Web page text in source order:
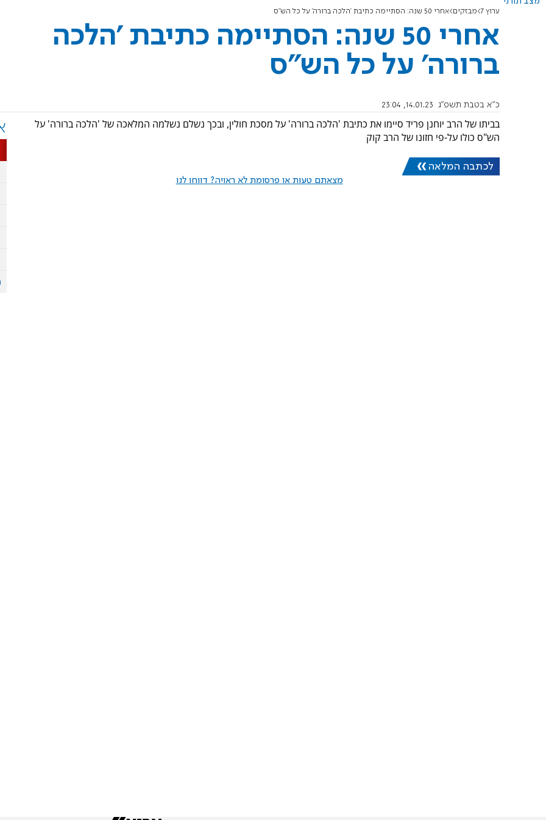
ערוץ 7 מבזקים אחרי 50 שנה: הסתיימה כתיבת 'הלכה ברורה' על כל הש"ס
אחרי 50 שנה: הסתיימה כתיבת 'הלכה
ברורה' על כל הש"ס
כ"א בטבת תשפ"ג 14.01.23, 23:04
בביתו של הרב יוחנן פריד סיימו את כתיבת 'הלכה ברורה' על מסכת חולין, ובכך נשלם נשלמה המלאכה של 'הלכה ברורה' על
הש"ס כולו על-פי חזונו של הרב קוק
לכתבה המלאה
מצאתם טעות או פרסומת לא ראויה? דווחו לנו